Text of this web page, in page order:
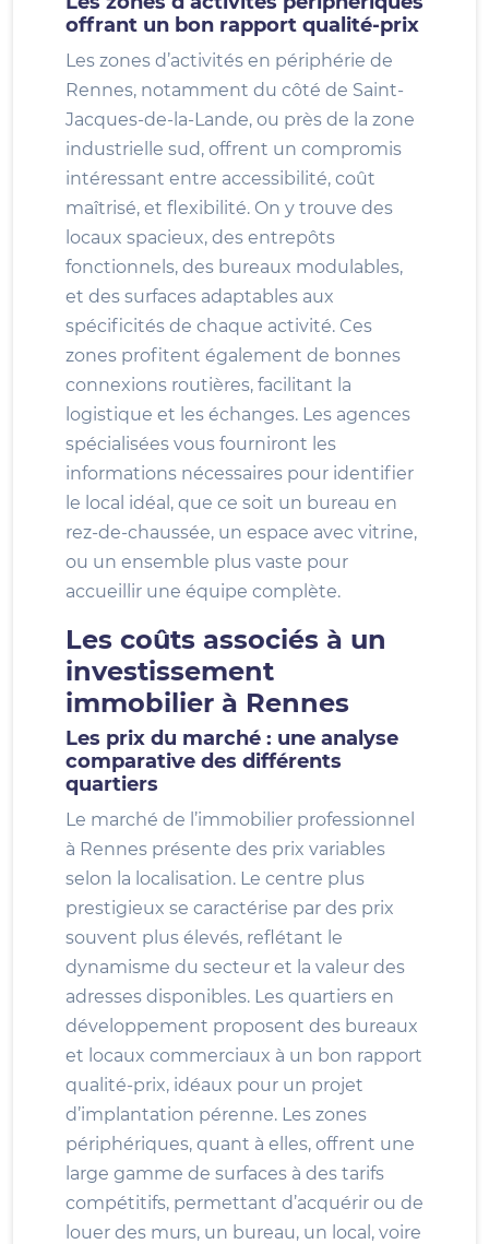
offrant un bon rapport qualité-prix
Les zones d’activités en périphérie de
Rennes, notamment du côté de Saint-
Jacques-de-la-Lande, ou près de la zone
industrielle sud, offrent un compromis
intéressant entre accessibilité, coût
maîtrisé, et flexibilité. On y trouve des
locaux spacieux, des entrepôts
fonctionnels, des bureaux modulables,
et des surfaces adaptables aux
spécificités de chaque activité. Ces
zones profitent également de bonnes
connexions routières, facilitant la
logistique et les échanges. Les agences
spécialisées vous fourniront les
informations nécessaires pour identifier
le local idéal, que ce soit un bureau en
rez-de-chaussée, un espace avec vitrine,
ou un ensemble plus vaste pour
accueillir une équipe complète.
Les coûts associés à un
investissement
immobilier à Rennes
Les prix du marché : une analyse
comparative des différents
quartiers
Le marché de l’immobilier professionnel
à Rennes présente des prix variables
selon la localisation. Le centre plus
prestigieux se caractérise par des prix
souvent plus élevés, reflétant le
dynamisme du secteur et la valeur des
adresses disponibles. Les quartiers en
développement proposent des bureaux
et locaux commerciaux à un bon rapport
qualité-prix, idéaux pour un projet
d’implantation pérenne. Les zones
périphériques, quant à elles, offrent une
large gamme de surfaces à des tarifs
compétitifs, permettant d’acquérir ou de
louer des murs, un bureau, un local, voire